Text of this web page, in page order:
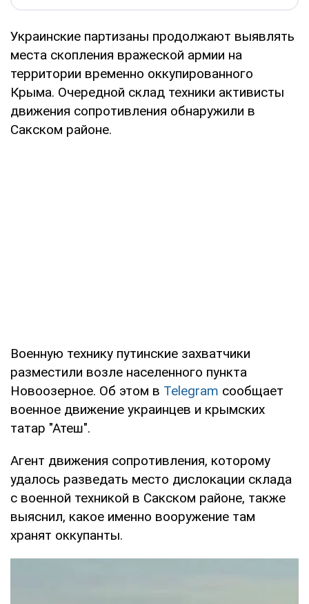
Украинские партизаны продолжают выявлять
места скопления вражеской армии на
территории временно оккупированного
Крыма. Очередной склад техники активисты
движения сопротивления обнаружили в
Сакском районе.
Военную технику путинские захватчики
разместили возле населенного пункта
Новоозерное. Об этом в Telegram сообщает
военное движение украинцев и крымских
татар "Атеш".
Агент движения сопротивления, которому
удалось разведать место дислокации склада
с военной техникой в Сакском районе, также
выяснил, какое именно вооружение там
хранят оккупанты.